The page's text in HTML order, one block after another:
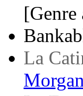
[Genre
La